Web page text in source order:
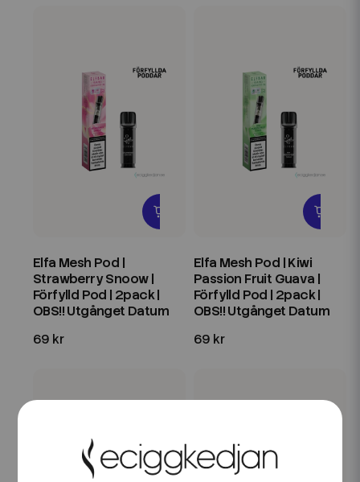
Elfa Mesh Pod |
Strawberry Snoow |
Förfylld Pod | 2pack |
OBS!! Utgånget Datum
69 kr
Elfa Mesh Pod | Kiwi
Passion Fruit Guava |
Förfylld Pod | 2pack |
OBS!! Utgånget Datum
69 kr